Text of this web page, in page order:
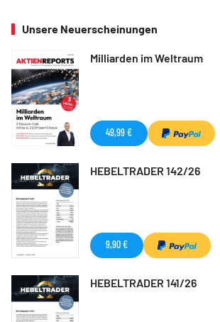
Unsere Neuerscheinungen
Milliarden im Weltraum
49,99 €
HEBELTRADER 142/26
9,90 €
HEBELTRADER 141/26